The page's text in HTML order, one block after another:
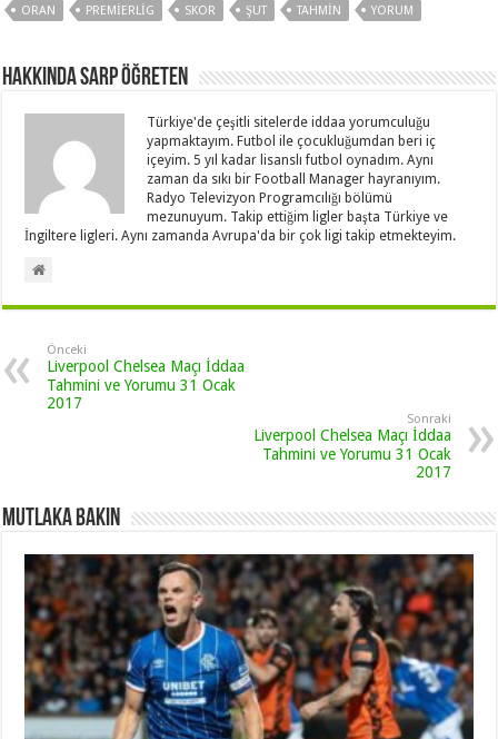
ORAN
PREMIERLIG SKOR ŞUT TAHMIN YORUM
Hakkında Sarp Öğreten
Türkiye'de çeşitli sitelerde iddaa yorumculuğu
yapmaktayım. Futbol ile çocukluğumdan beri iç
içeyim. 5 yıl kadar lisanslı futbol oynadım. Aynı
zaman da sıkı bir Football Manager hayranıyım.
Radyo Televizyon Programcılığı bölümü
mezunuyum. Takip ettiğim ligler başta Türkiye ve
İngiltere ligleri. Aynı zamanda Avrupa'da bir çok ligi takip etmekteyim.
Önceki
Liverpool Chelsea Maçı İddaa
Tahmini ve Yorumu 31 Ocak
2017
Sonraki
Liverpool Chelsea Maçı İddaa
Tahmini ve Yorumu 31 Ocak
2017
Mutlaka Bakın